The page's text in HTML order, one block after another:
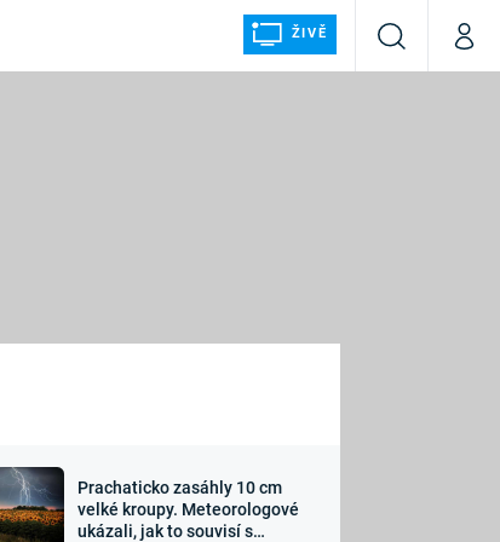
ŽIVĚ
VyhledáváníMůj
Sledujte nás
Prachaticko zasáhly 10 cm
velké kroupy. Meteorologové
ukázali, jak to souvisí s